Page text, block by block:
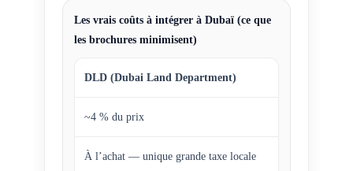
Les vrais coûts à intégrer à Dubaï (ce que
les brochures minimisent)
DLD (Dubai Land Department)
~4 % du prix
À l’achat — unique grande taxe locale